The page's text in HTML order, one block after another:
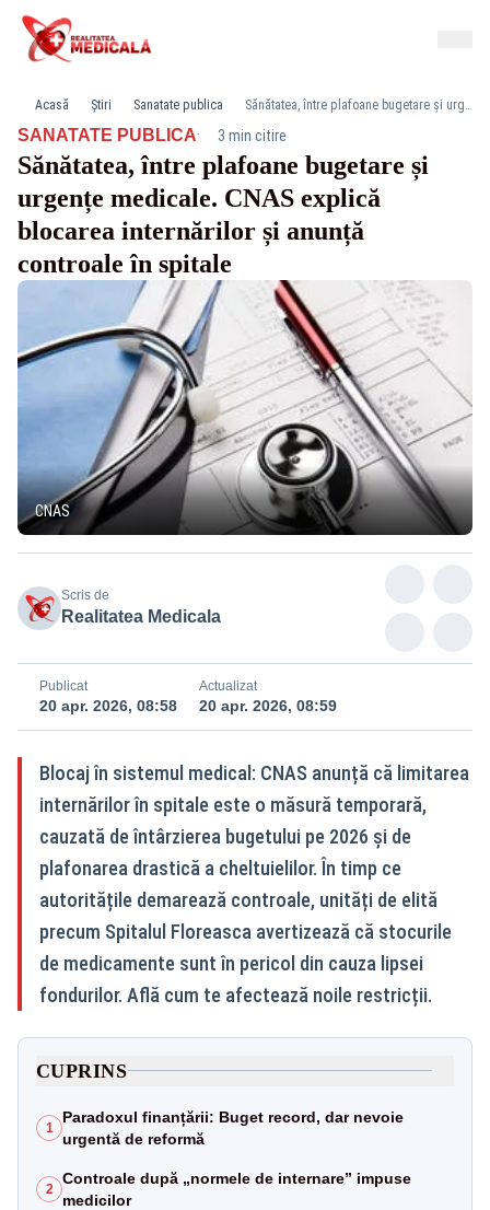
Acasă Știri Sanatate publica Sănătatea, între plafoane bugetare și urgențe medicale. CNAS explică blocarea internărilor și anunță controale în spitale
SANATATE PUBLICA· 3 min citire
Sănătatea, între plafoane bugetare și
urgențe medicale. CNAS explică
blocarea internărilor și anunță
controale în spitale
CNAS
Scris de
Realitatea Medicala
Publicat
20 apr. 2026, 08:58
Actualizat
20 apr. 2026, 08:59
Blocaj în sistemul medical: CNAS anunță că limitarea
internărilor în spitale este o măsură temporară,
cauzată de întârzierea bugetului pe 2026 și de
plafonarea drastică a cheltuielilor. În timp ce
autoritățile demarează controale, unități de elită
precum Spitalul Floreasca avertizează că stocurile
de medicamente sunt în pericol din cauza lipsei
fondurilor. Află cum te afectează noile restricții.
CUPRINS
1
Paradoxul finanțării: Buget record, dar nevoie
urgentă de reformă
2
Controale după „normele de internare” impuse
medicilor